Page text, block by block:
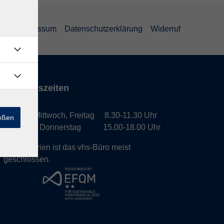
Impressum Datenschutzerklärung Widerruf
Öffnungszeiten
Montag, Mittwoch, Freitag 8.30-11.30 Uhr
Dienstag, Donnerstag 15.00-18.00 Uhr
In den Ferien ist das vhs-Büro meist
geschlossen.